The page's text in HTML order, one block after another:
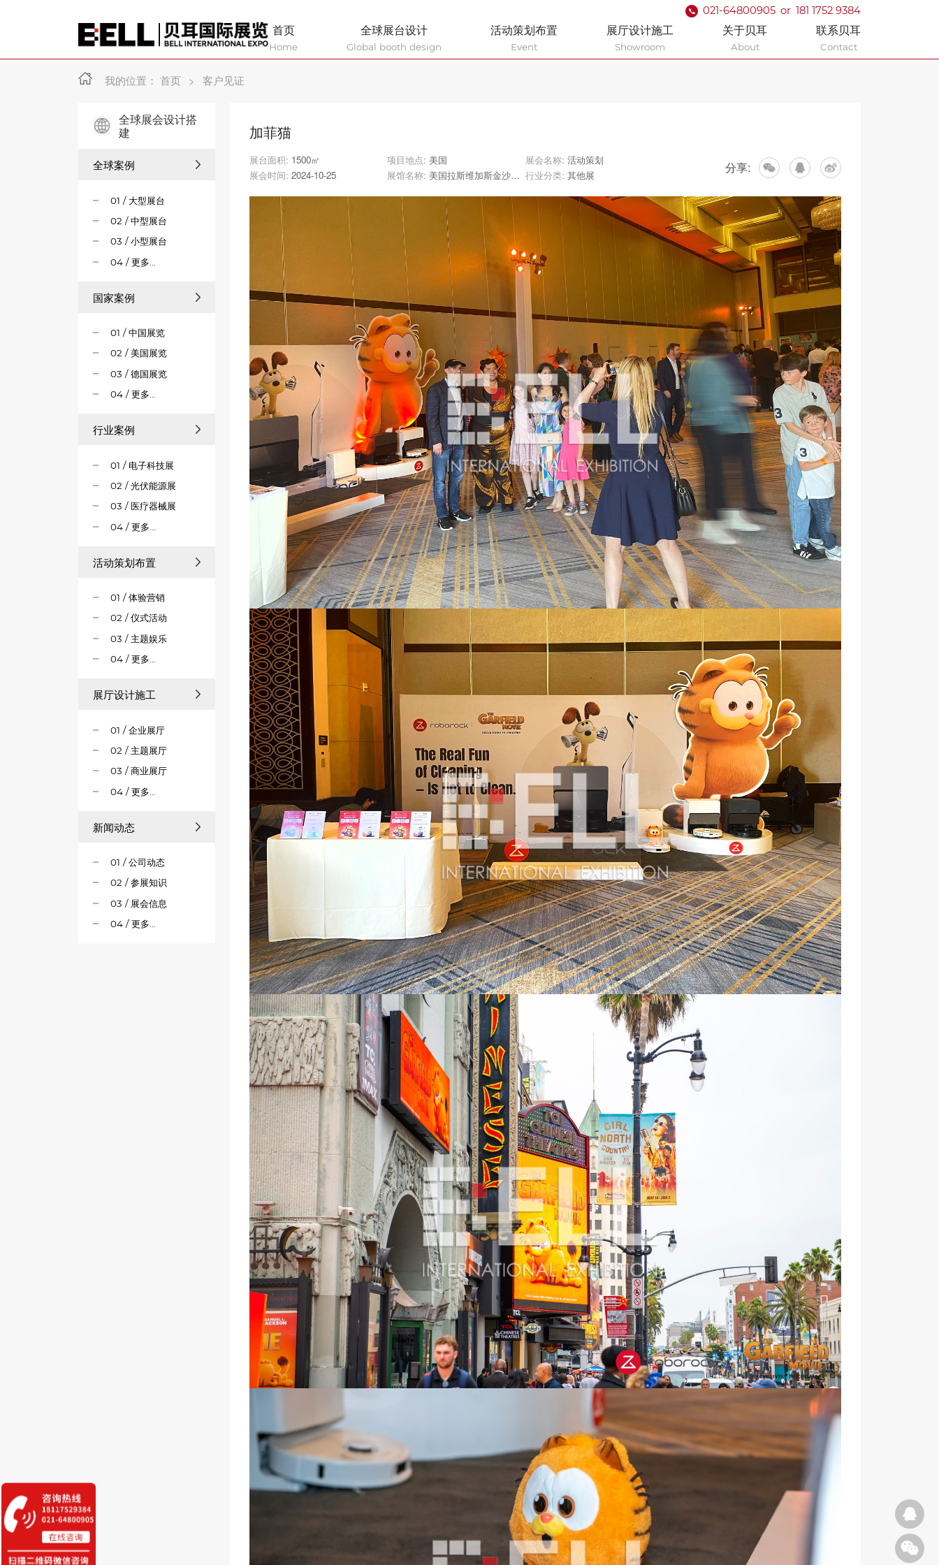
021-64800905 or 181 1752 9384
首页
Home
全球展台设计
Global booth design
活动策划布置
Event
展厅设计施工
Showroom
关于贝耳
About
联系贝耳
Contact
我的位置： 首页 > 客户见证
全球展会设计搭
建
全球案例
01 / 大型展台
02 / 中型展台
03 / 小型展台
04 / 更多...
国家案例
01 / 中国展览
02 / 美国展览
03 / 德国展览
04 / 更多...
行业案例
01 / 电子科技展
02 / 光伏能源展
03 / 医疗器械展
04 / 更多...
活动策划布置
01 / 体验营销
02 / 仪式活动
03 / 主题娱乐
04 / 更多...
展厅设计施工
01 / 企业展厅
02 / 主题展厅
03 / 商业展厅
04 / 更多...
新闻动态
01 / 公司动态
02 / 参展知识
03 / 展会信息
04 / 更多...
加菲猫
展台面积: 1500㎡ 项目地点: 美国 展会名称: 活动策划
展会时间: 2024-10-25 展馆名称: 美国拉斯维加斯金沙会展中心 行业分类: 其他展 分享: